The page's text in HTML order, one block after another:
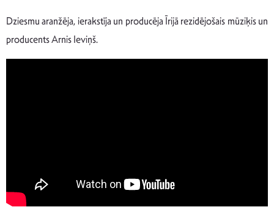
Dziesmu aranžēja, ierakstīja un producēja Īrijā rezidējošais mūziķis un
producents Arnis Ieviņš.